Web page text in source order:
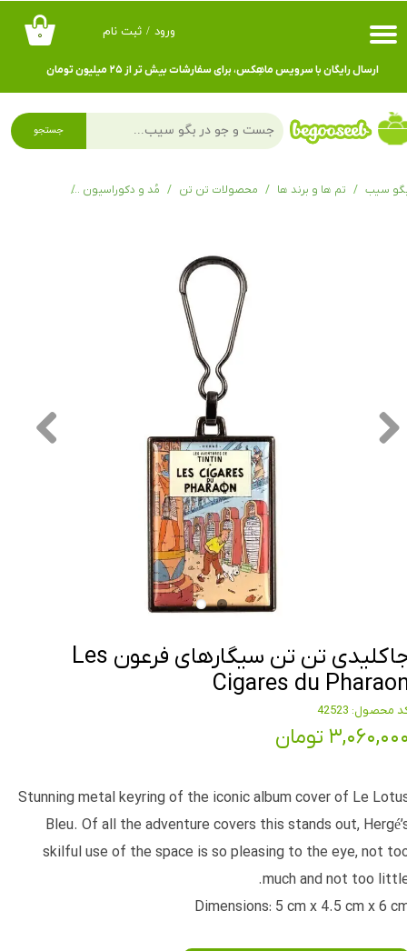
۰ ورود / ثبت نام
حساب کاربری من
تغییر گذر واژه
سفارشات
ارسال رایگان با سرویس ماهِکس، برای سفارشات بیش تر از ۲۵ میلیون تومان
جستجو
سیب تم ها و برند ها محصولات تن تن مُد و دکوراسیون
جاکلیدی تن تن سیگارهای فرعون Les
Cigares du
محصول: 42523
تومان
Stunning metal keyring of the iconic album cover of Le
Bleu. Of all the adventure covers this stands out,
skilful use of the space is so pleasing to the eye, not
much and not too
Dimensions: 5 cm x 4.5 cm x 6